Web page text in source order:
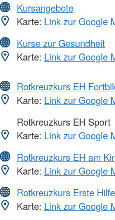
Kursangebote
Karte: Link zur Google
Kurse zur Gesundheit
Karte: Link zur Google
Rotkreuzkurs EH
Karte: Link zur Google
Rotkreuzkurs EH Sport
Karte: Link zur Google
Rotkreuzkurs EH am
Karte: Link zur Google
Rotkreuzkurs Erste Hilfe
Karte: Link zur Google